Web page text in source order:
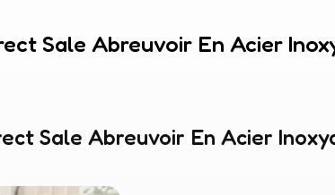
Sale Abreuvoir En Acier
Sale Abreuvoir En Acier